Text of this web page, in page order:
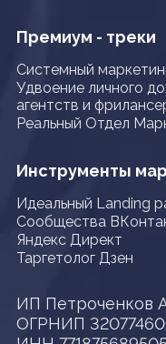
Премиум - треки
Системный
Удвоение личного
агентств и
Реальный Отдел
Инструменты
Идеальный Landing
Сообщества
Яндекс Директ
Таргетолог Дзен
ИП Петроченков
ОГРНИП